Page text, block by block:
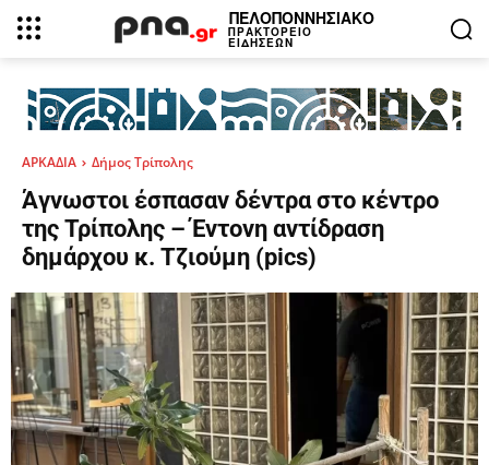
ΠΕΛΟΠΟΝΝΗΣΙΑΚΟ
ΠΡΑΚΤΟΡΕΙΟ
ΕΙΔΗΣΕΩΝ
ΑΡΚΑΔΙΑ Δήμος Τρίπολης
Άγνωστοι έσπασαν δέντρα στο κέντρο
της Τρίπολης – Έντονη αντίδραση
δημάρχου κ. Τζιούμη (pics)